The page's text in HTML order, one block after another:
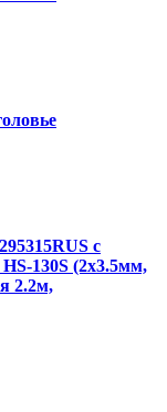
с
130S (2x3.5мм,
2.2м,